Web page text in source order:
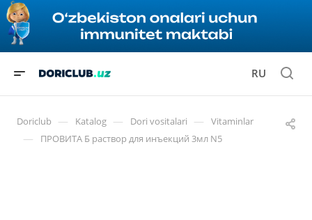
RU
Doriclub — Katalog — Dori vositalari — Vitaminlar
— ПРОВИТА Б раствор для инъекций 3мл N5